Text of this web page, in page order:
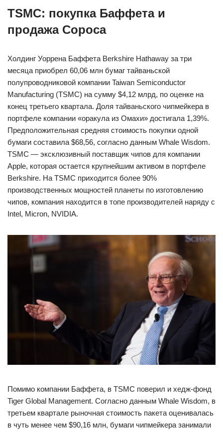
TSMC: покупка Баффета и
продажа Сороса
Холдинг Уоррена Баффета Berkshire Hathaway за три
месяца приобрел 60,06 млн бумаг тайваньской
полупроводниковой компании Taiwan Semiconductor
Manufacturing (TSMC) на сумму $4,12 млрд, по оценке на
конец третьего квартала. Доля тайваньского чипмейкера в
портфеле компании «оракула из Омахи» достигала 1,39%.
Предположительная средняя стоимость покупки одной
бумаги составила $68,56, согласно данным Whale Wisdom.
TSMC — эксклюзивный поставщик чипов для компании
Apple, которая остается крупнейшим активом в портфеле
Berkshire. На TSMC приходится более 90%
производственных мощностей планеты по изготовлению
чипов, компания находится в топе производителей наряду с
Intel, Micron, NVIDIA.
Помимо компании Баффета, в TSMС поверил и хедж-фонд
Tiger Global Management. Согласно данным Whale Wisdom, в
третьем квартале рыночная стоимость пакета оценивалась
в чуть менее чем $90,16 млн, бумаги чипмейкера занимали